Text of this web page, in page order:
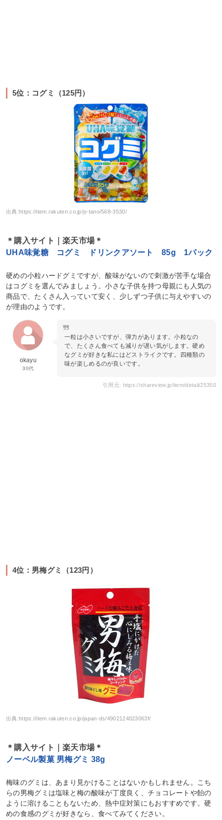
5位：コグミ（125円）
出典:https://item.rakuten.co.jp/p-tano/568-3530/
＊購入サイト｜楽天市場＊
UHA味覚糖 コグミ ドリンクアソート 85g 1パック
硬めの小粒ハードグミですが、酸味がないので刺激が苦手な場合
はコグミを選んでみましょう。小さな子供を持つ母親にも人気の
商品で、たくさん入っていて安く、少しずつ子供に与えやすいの
が理由のようです。
okayu
30代
一粒は小さいですが、弾力があります。小粒なの
で、たくさん食べても減りが遅い気がします。硬め
なグミが好きな私にはどストライクです。四種類の
味が楽しめるのが良いです。
引用元: https://shareview.jp/item/detail/25350
4位：男梅グミ（123円）
出典:https://item.rakuten.co.jp/japan-ds/4902124023063f/
＊購入サイト｜楽天市場＊
ノーベル製菓 男梅グミ 38g
梅味のグミは、あまり見かけることはないかもしれません。こち
らの男梅グミは塩味と梅の酸味が丁度良く、チョコレートや飴の
ように溶けることもないため、熱中症対策にもおすすめです。硬
めの食感のグミが好きなら、食べてみてください。